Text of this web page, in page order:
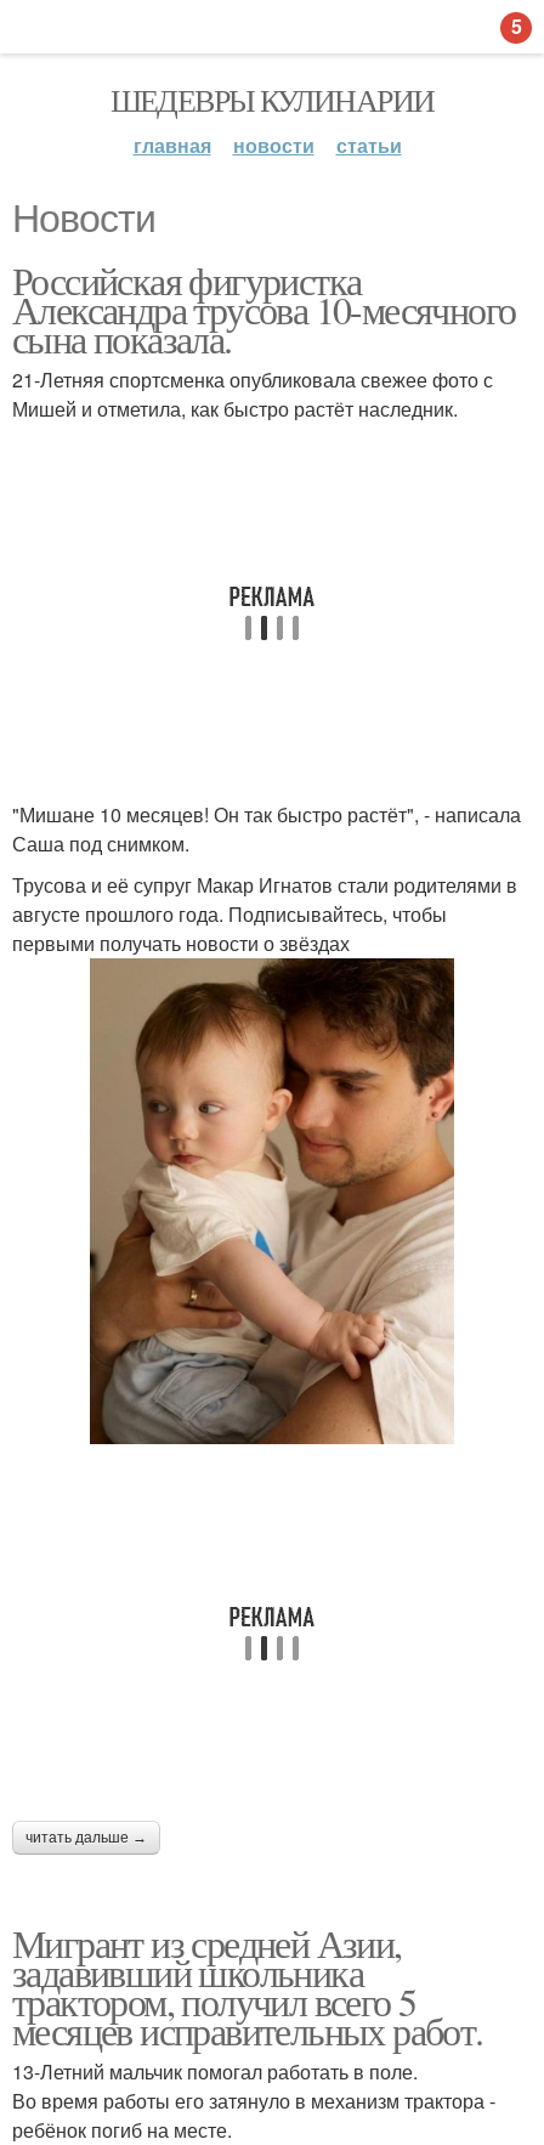
ШЕДЕВРЫ КУЛИНАРИИ
главная новости статьи
Новости
Российская фигуристка
Александра трусова 10-месячного
сына показала.
21-Летняя спортсменка опубликовала свежее фото с
Мишей и отметила, как быстро растёт наследник.
"Мишане 10 месяцев! Он так быстро растёт", - написала
Саша под снимком.
Трусова и её супруг Макар Игнатов стали родителями в
августе прошлого года. Подписывайтесь, чтобы
первыми получать новости о звёздах
читать дальше →
Мигрант из средней Азии,
задавивший школьника
трактором, получил всего 5
месяцев исправительных работ.
13-Летний мальчик помогал работать в поле.
Во время работы его затянуло в механизм трактора -
ребёнок погиб на месте.
5